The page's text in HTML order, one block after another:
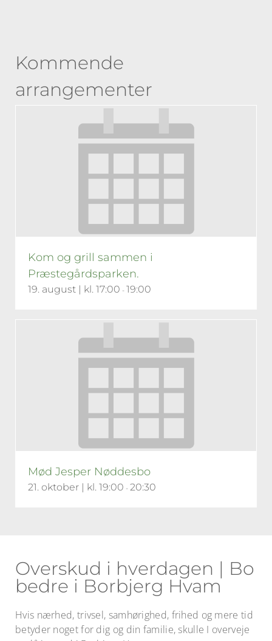
Kommende
arrangementer
Kom og grill sammen i
Præstegårdsparken.
19. august | kl. 17:00 - 19:00
Mød Jesper Nøddesbo
21. oktober | kl. 19:00 - 20:30
Overskud i hverdagen | Bo
bedre i Borbjerg Hvam
Hvis nærhed, trivsel, samhørighed, frihed og mere tid
betyder noget for dig og din familie, skulle I overveje